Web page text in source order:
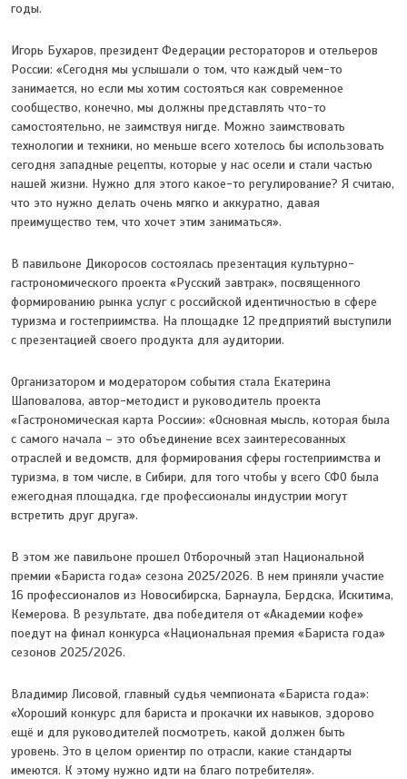
годы.
Игорь Бухаров, президент Федерации рестораторов и отельеров
России: «Сегодня мы услышали о том, что каждый чем-то
занимается, но если мы хотим состояться как современное
сообщество, конечно, мы должны представлять что-то
самостоятельно, не заимствуя нигде. Можно заимствовать
технологии и техники, но меньше всего хотелось бы использовать
сегодня западные рецепты, которые у нас осели и стали частью
нашей жизни. Нужно для этого какое-то регулирование? Я считаю,
что это нужно делать очень мягко и аккуратно, давая
преимущество тем, что хочет этим заниматься».
В павильоне Дикоросов состоялась презентация культурно-
гастрономического проекта «Русский завтрак», посвященного
формированию рынка услуг с российской идентичностью в сфере
туризма и гостеприимства. На площадке 12 предприятий выступили
с презентацией своего продукта для аудитории.
Организатором и модератором события стала Екатерина
Шаповалова, автор-методист и руководитель проекта
«Гастрономическая карта России»: «Основная мысль, которая была
с самого начала – это объединение всех заинтересованных
отраслей и ведомств, для формирования сферы гостеприимства и
туризма, в том числе, в Сибири, для того чтобы у всего СФО была
ежегодная площадка, где профессионалы индустрии могут
встретить друг друга».
В этом же павильоне прошел Отборочный этап Национальной
премии «Бариста года» сезона 2025/2026. В нем приняли участие
16 профессионалов из Новосибирска, Барнаула, Бердска, Искитима,
Кемерова. В результате, два победителя от «Академии кофе»
поедут на финал конкурса «Национальная премия «Бариста года»
сезонов 2025/2026.
Владимир Лисовой, главный судья чемпионата «Бариста года»:
«Хороший конкурс для бариста и прокачки их навыков, здорово
ещё и для руководителей посмотреть, какой должен быть
уровень. Это в целом ориентир по отрасли, какие стандарты
имеются. К этому нужно идти на благо потребителя».